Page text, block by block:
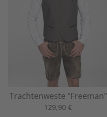
Trachtenweste "Freeman"
129,90 €